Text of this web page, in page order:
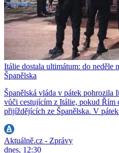
Itálie dostala ultimátum: do neděle
Španělska
Španělská vláda v pátek pohrozila
vůči cestujícím z Itálie, pokud Řím
přijíždějících ze Španělska. V
Aktuálně.cz - Zprávy
dnes, 12:30